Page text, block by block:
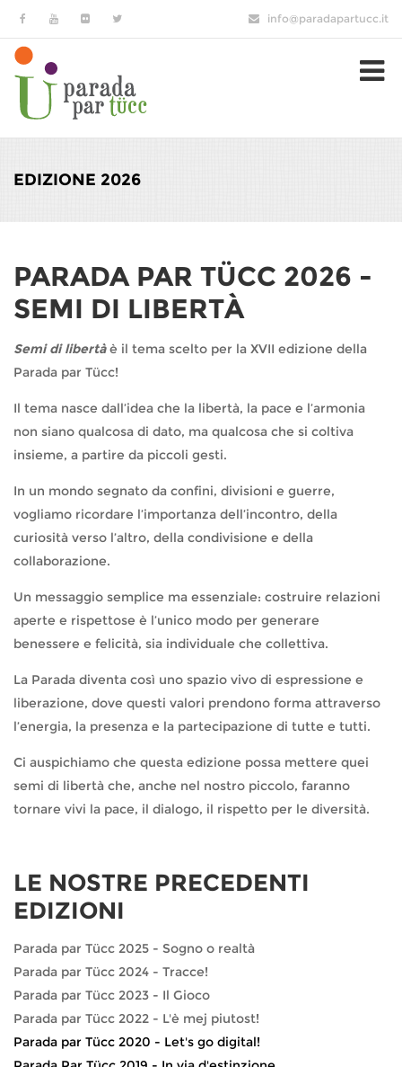
Salta al contenuto principale info@paradapartucc.it
EDIZIONE 2026
PARADA PAR TÜCC 2026 -
SEMI DI LIBERTÀ
Semi di libertà è il tema scelto per la XVII edizione della
Parada par Tücc!
Il tema nasce dall’idea che la libertà, la pace e l’armonia
non siano qualcosa di dato, ma qualcosa che si coltiva
insieme, a partire da piccoli gesti.
In un mondo segnato da confini, divisioni e guerre,
vogliamo ricordare l’importanza dell’incontro, della
curiosità verso l’altro, della condivisione e della
collaborazione.
Un messaggio semplice ma essenziale: costruire relazioni
aperte e rispettose è l’unico modo per generare
benessere e felicità, sia individuale che collettiva.
La Parada diventa così uno spazio vivo di espressione e
liberazione, dove questi valori prendono forma attraverso
l’energia, la presenza e la partecipazione di tutte e tutti.
Ci auspichiamo che questa edizione possa mettere quei
semi di libertà che, anche nel nostro piccolo, faranno
tornare vivi la pace, il dialogo, il rispetto per le diversità.
LE NOSTRE PRECEDENTI
EDIZIONI
Parada par Tücc 2025 - Sogno o realtà
Parada par Tücc 2024 - Tracce!
Parada par Tücc 2023 - Il Gioco
Parada par Tücc 2022 - L'è mej piutost!
Parada par Tücc 2020 - Let's go digital!